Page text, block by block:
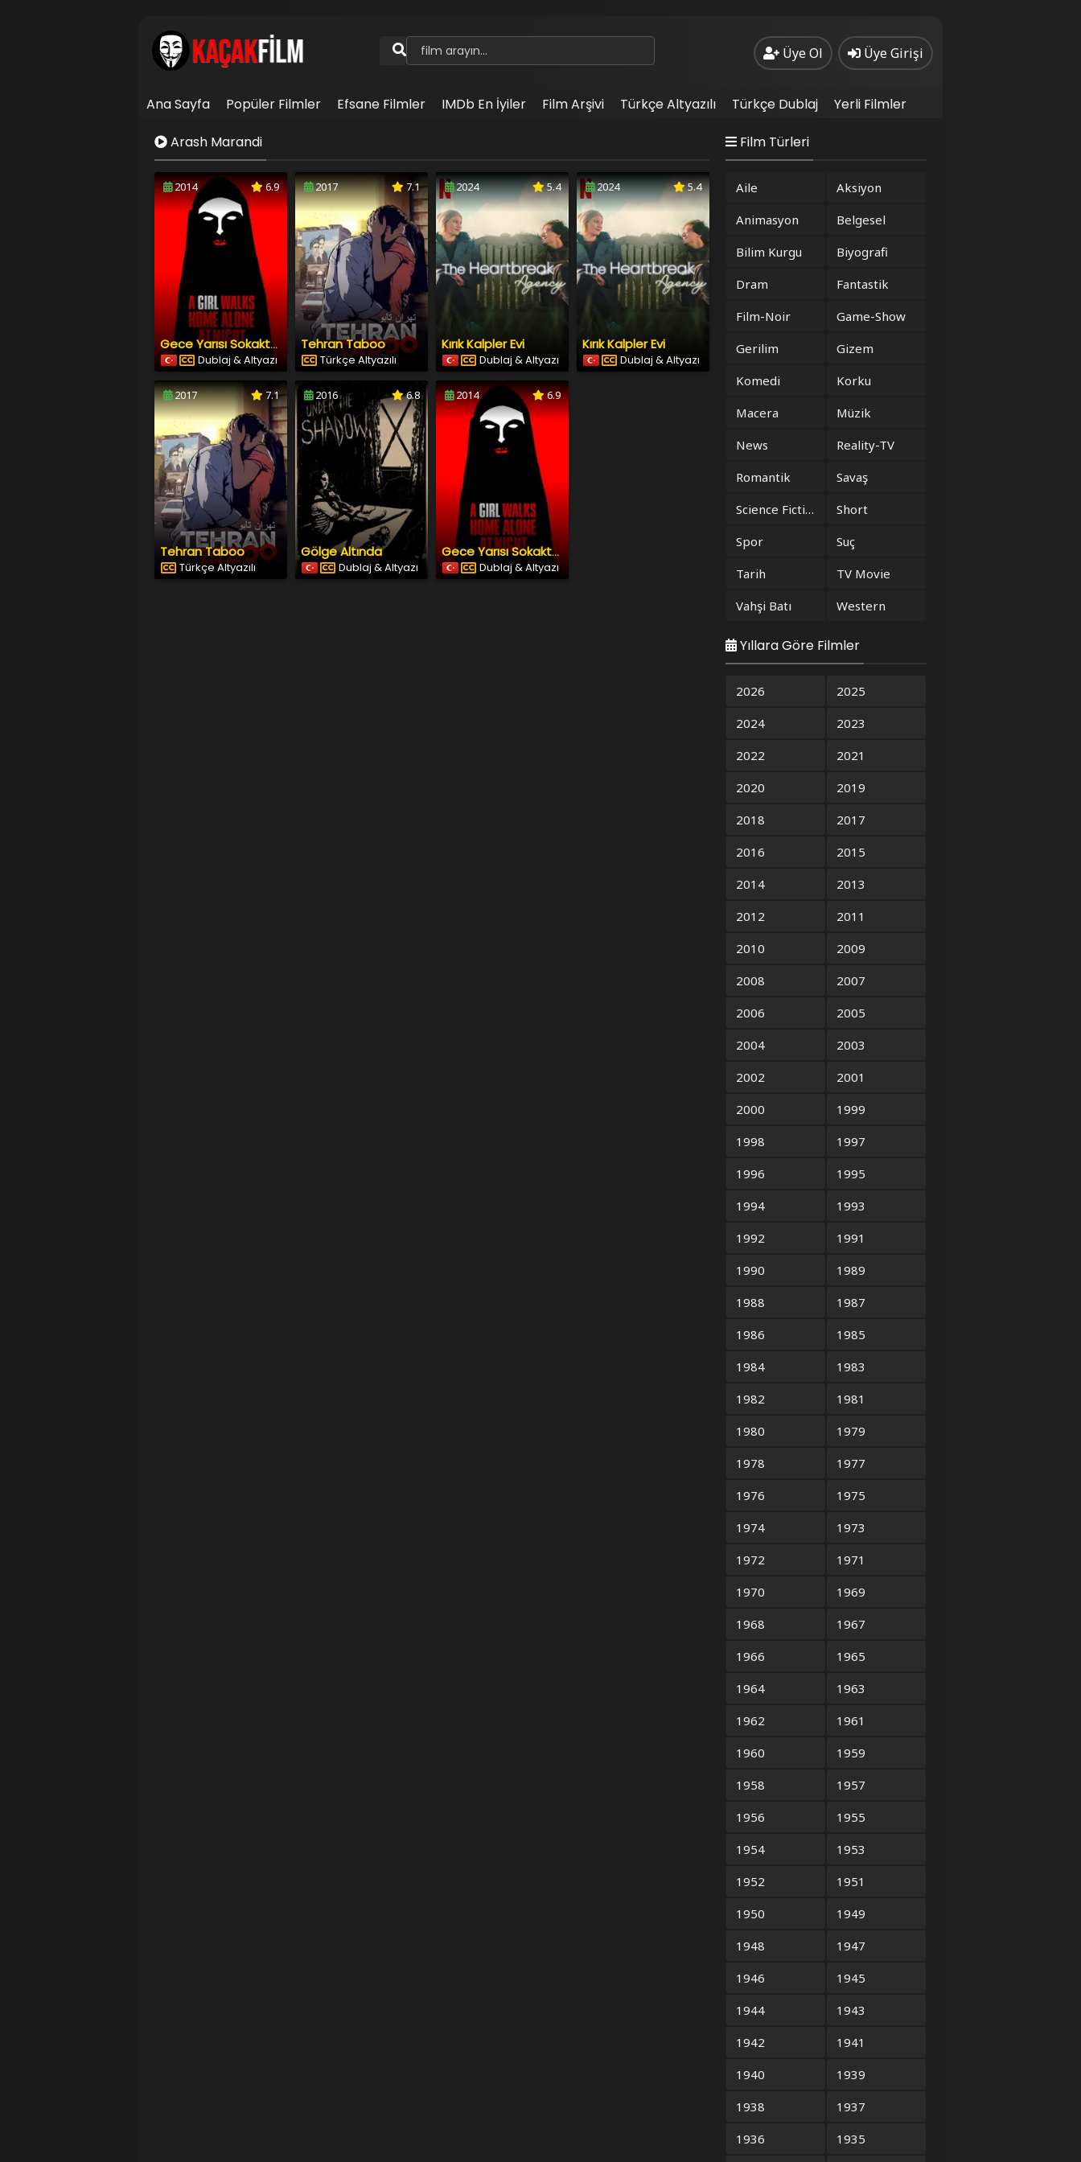
Üye Ol Üye Girişi
Ana Sayfa Popüler Filmler Efsane Filmler IMDb En İyiler Film Arşivi Türkçe Altyazılı Türkçe Dublaj
Yerli Filmler
İletişim
Arash Marandi
2014 6.9
Gece Yarısı Sokakta Tek Başına Bir Kız
Dublaj & Altyazı
2017 7.1
Tehran Taboo
Türkçe Altyazılı
2024 5.4
Kırık Kalpler Evi
Dublaj & Altyazı
2024 5.4
Kırık Kalpler Evi
Dublaj & Altyazı
2017 7.1
Tehran Taboo
Türkçe Altyazılı
2016 6.8
Gölge Altında
Dublaj & Altyazı
2014 6.9
Gece Yarısı Sokakta Tek Başına Bir Kız
Dublaj & Altyazı
Film Türleri
Aile
Aksiyon
Animasyon
Belgesel
Bilim Kurgu
Biyografi
Dram
Fantastik
Film-Noir
Game-Show
Gerilim
Gizem
Komedi
Korku
Macera
Müzik
News
Reality-TV
Romantik
Savaş
Science Fiction
Short
Spor
Suç
Tarih
TV Movie
Vahşi Batı
Western
Yıllara Göre Filmler
2026
2025
2024
2023
2022
2021
2020
2019
2018
2017
2016
2015
2014
2013
2012
2011
2010
2009
2008
2007
2006
2005
2004
2003
2002
2001
2000
1999
1998
1997
1996
1995
1994
1993
1992
1991
1990
1989
1988
1987
1986
1985
1984
1983
1982
1981
1980
1979
1978
1977
1976
1975
1974
1973
1972
1971
1970
1969
1968
1967
1966
1965
1964
1963
1962
1961
1960
1959
1958
1957
1956
1955
1954
1953
1952
1951
1950
1949
1948
1947
1946
1945
1944
1943
1942
1941
1940
1939
1938
1937
1936
1935